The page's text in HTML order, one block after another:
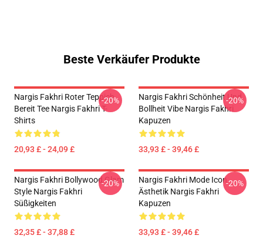
Beste Verkäufer Produkte
Nargis Fakhri Roter Teppich
Bereit Tee Nargis Fakhri T-
Shirts
20,93 £ - 24,09 £
-20%
Nargis Fakhri Schönheit Und
Bollheit Vibe Nargis Fakhri
Kapuzen
33,93 £ - 39,46 £
-20%
Nargis Fakhri Bollywood Glam
Style Nargis Fakhri
Süßigkeiten
32,35 £ - 37,88 £
-20%
Nargis Fakhri Mode Icon
Ästhetik Nargis Fakhri
Kapuzen
33,93 £ - 39,46 £
-20%